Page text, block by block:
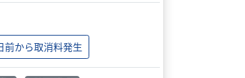
前から取消料発生